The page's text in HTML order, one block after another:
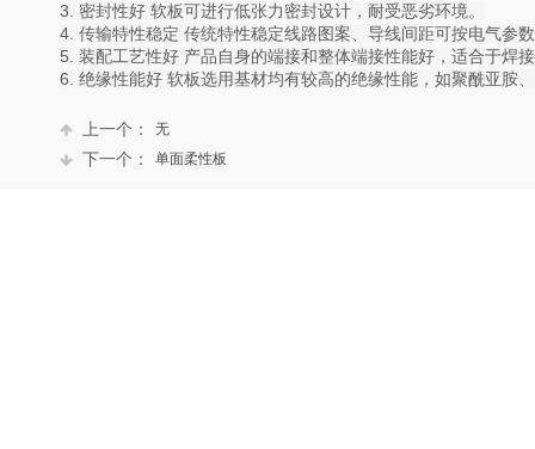
3. 密封性好 软板可进行低张力密封设计，耐受恶劣环境。
4. 传输特性稳定 传统特性稳定线路图案、导线间距可按电气参
5. 装配工艺性好 产品自身的端接和整体端接性能好，适合于焊
6. 绝缘性能好 软板选用基材均有较高的绝缘性能，如聚酰亚胺
上一个： 无
下一个： 单面柔性板